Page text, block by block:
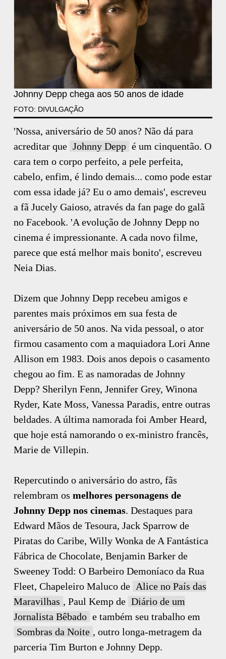
Johnny Depp chega aos 50 anos de idade
FOTO: DIVULGAÇÃO
'Nossa, aniversário de 50 anos? Não dá para
acreditar que Johnny Depp é um cinquentão. O
cara tem o corpo perfeito, a pele perfeita,
cabelo, enfim, é lindo demais... como pode estar
com essa idade já? Eu o amo demais', escreveu
a fã Jucely Gaioso, através da fan page do galã
no Facebook. 'A evolução de Johnny Depp no
cinema é impressionante. A cada novo filme,
parece que está melhor mais bonito', escreveu
Neia Dias.
Dizem que Johnny Depp recebeu amigos e
parentes mais próximos em sua festa de
aniversário de 50 anos. Na vida pessoal, o ator
firmou casamento com a maquiadora Lori Anne
Allison em 1983. Dois anos depois o casamento
chegou ao fim. E as namoradas de Johnny
Depp? Sherilyn Fenn, Jennifer Grey, Winona
Ryder, Kate Moss, Vanessa Paradis, entre outras
beldades. A última namorada foi Amber Heard,
que hoje está namorando o ex-ministro francês,
Marie de Villepin.
Repercutindo o aniversário do astro, fãs
relembram os melhores personagens de
Johnny Depp nos cinemas. Destaques para
Edward Mãos de Tesoura, Jack Sparrow de
Piratas do Caribe, Willy Wonka de A Fantástica
Fábrica de Chocolate, Benjamin Barker de
Sweeney Todd: O Barbeiro Demoníaco da Rua
Fleet, Chapeleiro Maluco de Alice no País das
Maravilhas , Paul Kemp de Diário de um
Jornalista Bêbado e também seu trabalho em
Sombras da Noite , outro longa-metragem da
parceria Tim Burton e Johnny Depp.